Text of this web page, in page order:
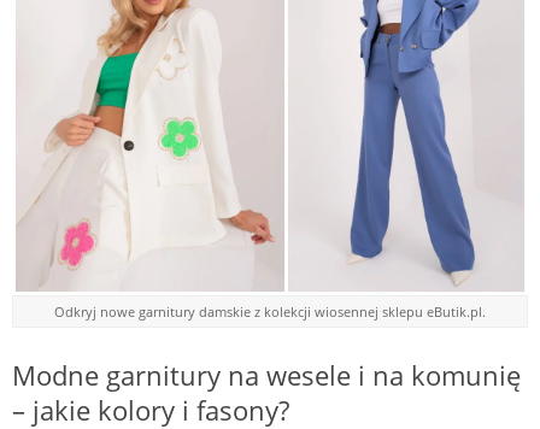
Odkryj nowe garnitury damskie z kolekcji wiosennej sklepu eButik.pl.
Modne garnitury na wesele i na komunię
– jakie kolory i fasony?